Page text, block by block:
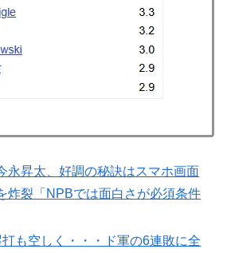
い！」米国で一番人気のおフランス製
海外が大騒ぎ
同じきょうだいだった」2002年と
ぁた侵略者か
真似だったのか…」 日本の普通のテ
の数十年先を行っていたと話題に
伸の打撃練習にMLBファン騒然！
永昇太、好調の秘訣はスマホ画面
炸裂「NPBでは面白さが必須条件
も空しく・・・ド軍の6連敗に全